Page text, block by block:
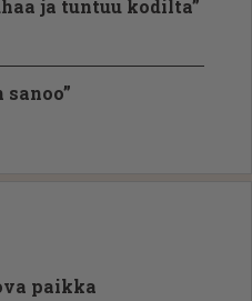
ja tuntuu kodilta”
paikka